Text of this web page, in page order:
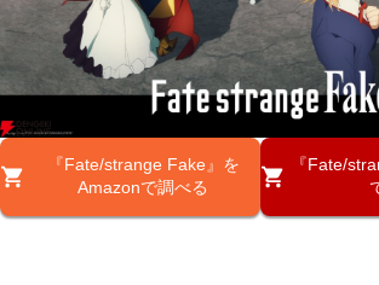
『Fate/strange Fake』を
Amazonで調べる
『Fate/